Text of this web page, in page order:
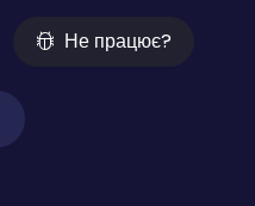
Не працює?